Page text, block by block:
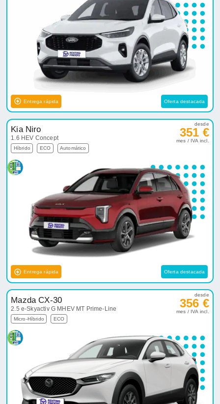
Entrega rápida Oferta destacada
Kia Niro
1.6 HEV Concept
Híbrido ECO Automático
desde
351 €
mes / IVA incl.
Entrega rápida Oferta destacada
Mazda CX-30
2.5 e-Skyactiv G MHEV MT Prime-Line
Micro-Híbrido ECO
desde
356 €
mes / IVA incl.